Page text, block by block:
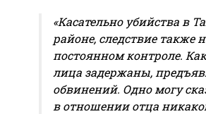
«Касательно убийства в
районе, следствие также
постоянном контроле.
лица задержаны,
обвинений. Одно могу
в отношении отца